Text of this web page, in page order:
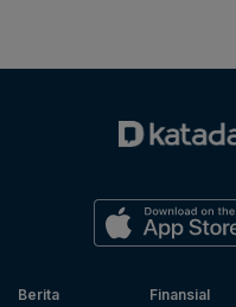
Berita
Finansial